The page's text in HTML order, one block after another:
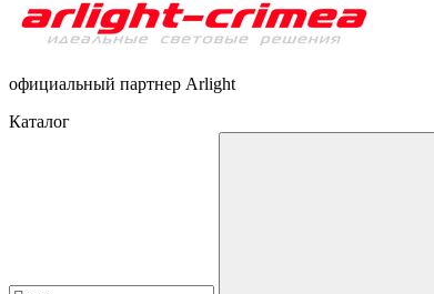
официальный партнер Arlight
Каталог